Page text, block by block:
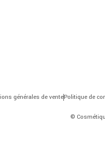
©
générales de ventePolitique de